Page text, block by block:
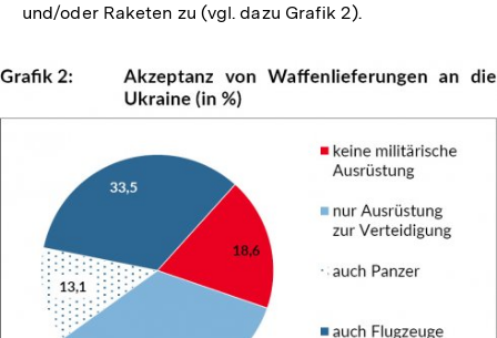
und/oder Raketen zu (vgl. dazu Grafik 2).